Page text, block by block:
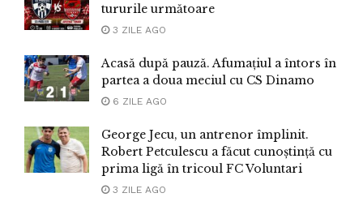
tururile următoare
3 ZILE AGO
Acasă după pauză. Afumațiul a întors în
partea a doua meciul cu CS Dinamo
6 ZILE AGO
George Jecu, un antrenor împlinit.
Robert Petculescu a făcut cunoștință cu
prima ligă în tricoul FC Voluntari
3 ZILE AGO